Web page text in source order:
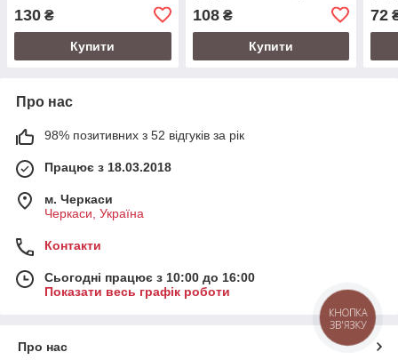
130 ₴
Купити
108₴
Купити
72
Про нас
98% позитивних з 52 відгуків за рік
Працює з 18.03.2018
м. Черкаси
Черкаси, Україна
Контакти
Сьогодні працює з 10:00 до 16:00
Показати весь графік роботи
Про нас
КНОПКА
ЗВ'ЯЗКУ